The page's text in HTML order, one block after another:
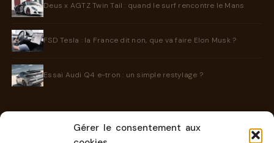
Gérer le consentement aux
Deus x AGTZ Twin Tail : quand le surf rencontre le Mans
FSD Tesla : la France dit non, que va faire Elon Musk ?
Essai Audi Q4 e-tron : un simple restylage ?
INFORMATIONS